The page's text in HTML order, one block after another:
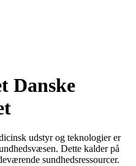
Danske
udstyr og teknologier er
Dette kalder på
sundhedsressourcer.